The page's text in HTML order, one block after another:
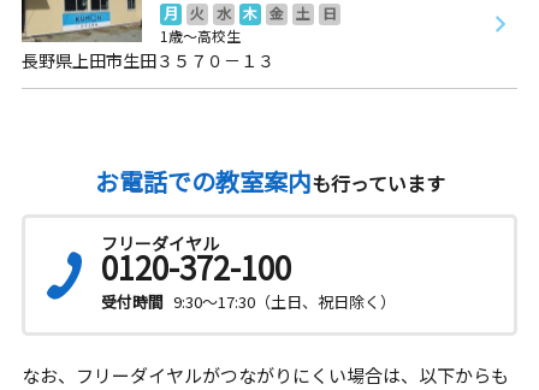
月 火 水 木 金 土
日
1歳～高校生
長野県上田市生田３５７０－１３
お電話での教室案内も行っています
フリーダイヤル
0120-372-100
受付時間 9:30～17:30（土日、祝日除く）
なお、フリーダイヤルがつながりにくい場合は、以下からも